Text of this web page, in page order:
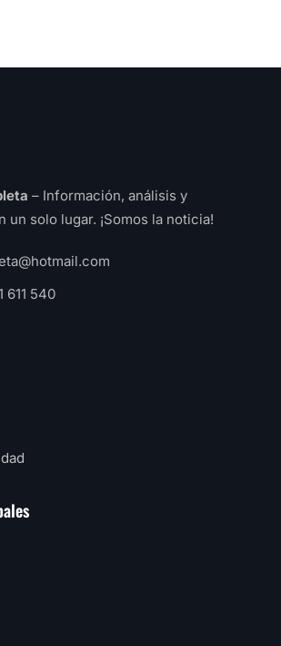
– Información, análisis y
solo lugar. ¡Somos la noticia!
611 540